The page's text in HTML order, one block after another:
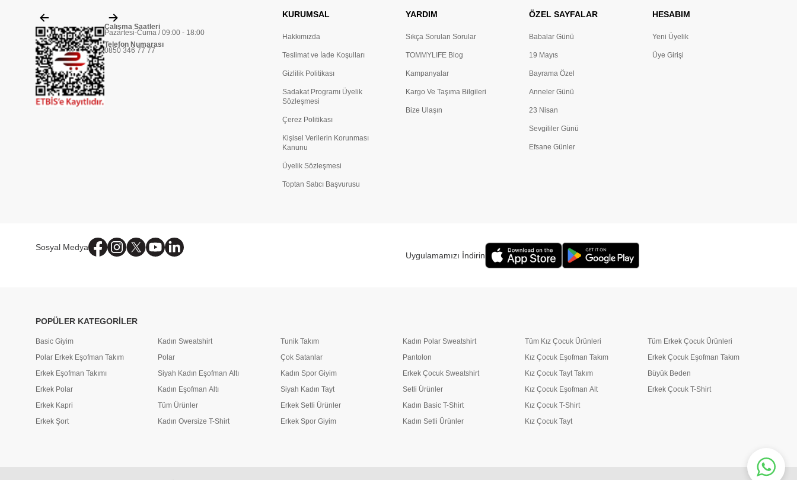
Çalışma Saatleri
Pazartesi-Cuma / 09:00 - 18:00
Telefon Numarası
0850 346 77 77
KURUMSAL
Hakkımızda
Teslimat ve İade Koşulları
Gizlilik Politikası
Sadakat Programı Üyelik
Sözleşmesi
Çerez Politikası
Kişisel Verilerin Korunması
Kanunu
Üyelik Sözleşmesi
Toptan Satıcı Başvurusu
YARDIM
Sıkça Sorulan Sorular
TOMMYLIFE Blog
Kampanyalar
Kargo Ve Taşıma Bilgileri
Bize Ulaşın
ÖZEL SAYFALAR
Babalar Günü
19 Mayıs
Bayrama Özel
Anneler Günü
23 Nisan
Sevgililer Günü
Efsane Günler
HESABIM
Yeni Üyelik
Üye Girişi
Sosyal Medya
Uygulamamızı İndirin
POPÜLER KATEGORİLER
Basic Giyim
Polar Erkek Eşofman Takım
Erkek Eşofman Takımı
Erkek Polar
Erkek Kapri
Erkek Şort
Kadın Sweatshirt
Polar
Siyah Kadın Eşofman Altı
Kadın Eşofman Altı
Tüm Ürünler
Kadın Oversize T-Shirt
Tunik Takım
Çok Satanlar
Kadın Spor Giyim
Siyah Kadın Tayt
Erkek Setli Ürünler
Erkek Spor Giyim
Kadın Polar Sweatshirt
Pantolon
Erkek Çocuk Sweatshirt
Setli Ürünler
Kadın Basic T-Shirt
Kadın Setli Ürünler
Tüm Kız Çocuk Ürünleri
Kız Çocuk Eşofman Takım
Kız Çocuk Tayt Takım
Kız Çocuk Eşofman Alt
Kız Çocuk T-Shirt
Kız Çocuk Tayt
Tüm Erkek Çocuk Ürünleri
Erkek Çocuk Eşofman Takım
Büyük Beden
Erkek Çocuk T-Shirt